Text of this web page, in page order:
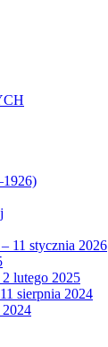
11 stycznia 2026
lutego 2025
sierpnia 2024
2024